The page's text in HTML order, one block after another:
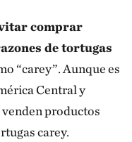
comprar
de tortugas
“carey”. Aunque es
Central y
productos
carey.